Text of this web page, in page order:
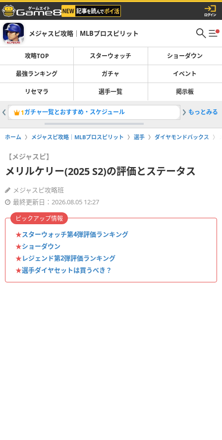
メジャスピ攻略｜MLBプロスピリット
攻略TOP スターウォッチ ショーダウン
最強ランキング ガチャ イベント
リセマラ 選手一覧 掲示板
1ガチャ一覧とおすすめ・スケジュール 2吉田正
もっとみる
ホーム メジャスピ攻略｜MLBプロスピリット 選手 ダイヤモンドバックス
【メジャスピ】
メリルケリー(2025 S2)の評価とステータス
メジャスピ攻略班
最終更新日：2026.08.05 12:27
★スターウォッチ第4弾評価ランキング
★ショーダウン
★レジェンド第2弾評価ランキング
★選手ダイヤセットは買うべき？
ピックアップ情報